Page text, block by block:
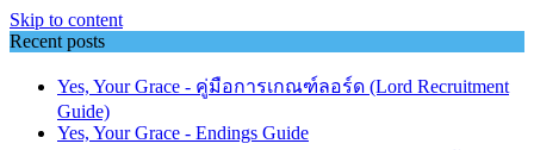
Skip to content
Recent posts
Yes, Your Grace - คู่มือการเกณฑ์ลอร์ด (Lord Recruitment
Guide)
Yes, Your Grace - Endings Guide